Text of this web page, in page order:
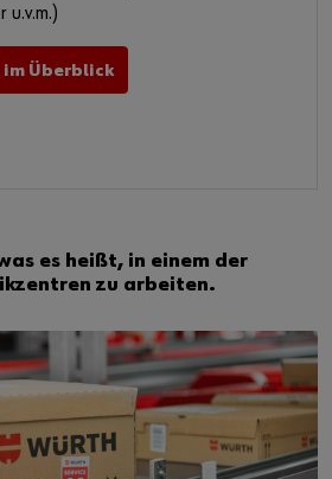
u.v.m.)
im Überblick
es heißt, in einem der
zu arbeiten.